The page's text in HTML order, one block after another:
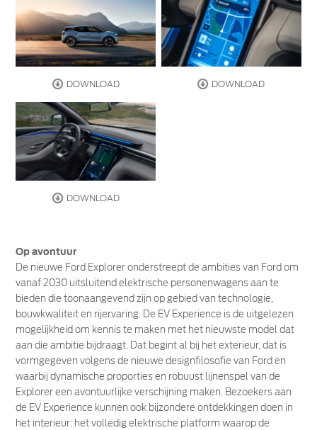
DOWNLOAD DOWNLOAD
DOWNLOAD
Op avontuur
De nieuwe Ford Explorer onderstreept de ambities van Ford om
vanaf 2030 uitsluitend elektrische personenwagens aan te
bieden die toonaangevend zijn op gebied van technologie,
bouwkwaliteit en rijervaring. De EV Experience is de uitgelezen
mogelijkheid om kennis te maken met het nieuwste model dat
aan die ambitie bijdraagt. Dat begint al bij het exterieur, dat is
vormgegeven volgens de nieuwe designfilosofie van Ford en
waarbij dynamische proporties en robuust lijnenspel van de
Explorer een avontuurlijke verschijning maken. Bezoekers aan
de EV Experience kunnen ook bijzondere ontdekkingen doen in
het interieur: het volledig elektrische platform waarop de